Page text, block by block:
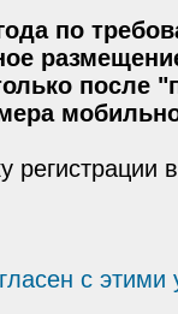
по
после
регистрации
с